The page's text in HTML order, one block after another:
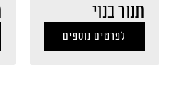
תנור בנוי
לפרטים נוספים